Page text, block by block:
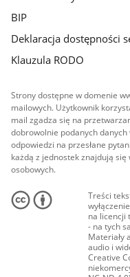
BIP
Deklaracja dostępności
Klauzula RODO
Strony dostępne w domenie
mailowych. Użytkownik
mail zgadza się na
dobrowolnie podanych danych
odpowiedzi na przesłane
każdą z jednostek znajdują
osobowych.
Treści
na licencji
- na tych
Materiały
audio i
Creative